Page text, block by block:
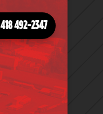
418 492-2347